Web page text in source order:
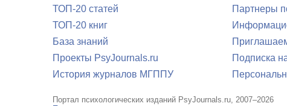
ТОП-20 статей
ТОП-20 книг
База знаний
Проекты PsyJournals.ru
История журналов МГППУ
Партнеры
Подписка
Портал психологических изданий PsyJournals.ru, 2007–2026